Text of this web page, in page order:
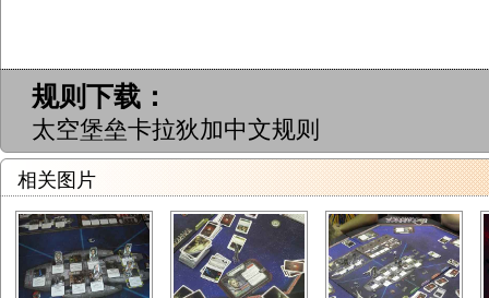
规则下载：
太空堡垒卡拉狄加中文规则
相关图片